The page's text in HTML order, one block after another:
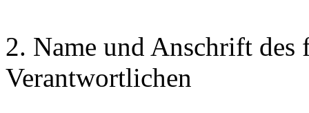
2. Name und Anschrift des
Verantwortlichen